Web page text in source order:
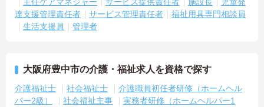
達支援管理責任者
サービス管理責任者
福祉用具専門相談員
生活支援員
管理者
大阪府豊中市の介護・福祉求人を資格で探す
介護福祉士 社会福祉士
介護職員初任者研修（ホームヘル
パー2級）
社会福祉主事
実務者研修（ホームヘルパー1